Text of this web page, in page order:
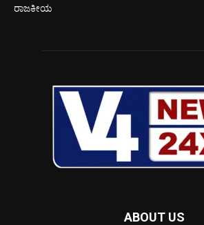
ರಾಜಕೀಯ
ABOUT US